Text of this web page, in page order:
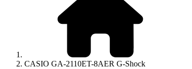
CASIO GA-2110ET-8AER G-Shock